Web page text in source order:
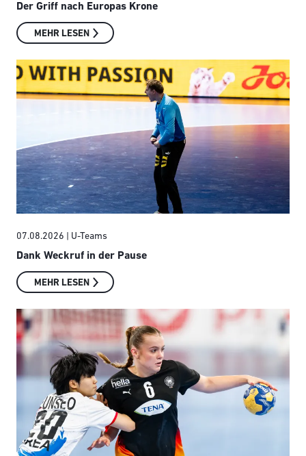
Der Griff nach Europas Krone
MEHR LESEN
07.08.2026 | U-Teams
Dank Weckruf in der Pause
MEHR LESEN